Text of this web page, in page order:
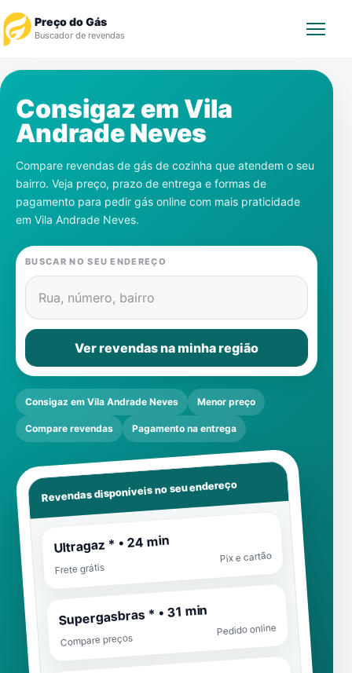
Preço do Gás
Buscador de revendas
Revendedor
Notícias
Cadastre-se
Gás
Contatos
Consigaz em Vila
Andrade Neves
Compare revendas de gás de cozinha que atendem o seu
bairro. Veja preço, prazo de entrega e formas de
pagamento para pedir gás online com mais praticidade
em Vila Andrade Neves.
BUSCAR NO SEU ENDEREÇO
Rua, número, bairro
Ver revendas na minha região
Consigaz em Vila Andrade Neves Menor preço
Compare revendas Pagamento na entrega
Revendas disponíveis no seu endereço
Ultragaz * • 24 min
Frete grátis
Pix e cartão
Supergasbras * • 31 min
Compare preços
Pedido online